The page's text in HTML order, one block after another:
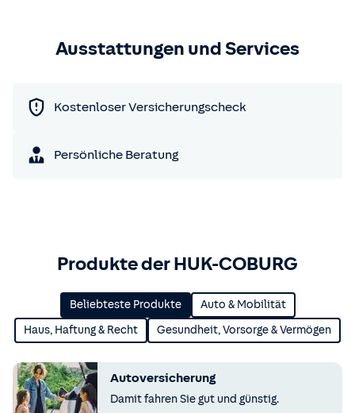
Ausstattungen und Services
Kostenloser Versicherungscheck
Persönliche Beratung
Produkte der HUK-COBURG
Beliebteste Produkte Auto & Mobilität
Haus, Haftung & Recht Gesundheit, Vorsorge & Vermögen
Autoversicherung
Damit fahren Sie gut und günstig.